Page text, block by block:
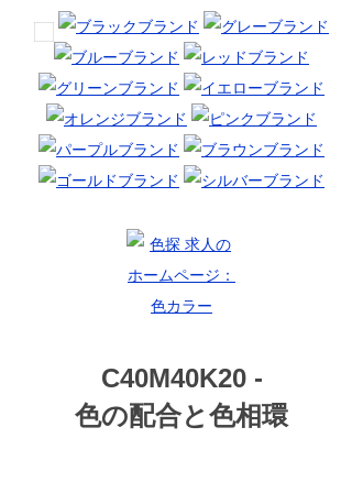
C40M40K20 -
色の配合と色相環